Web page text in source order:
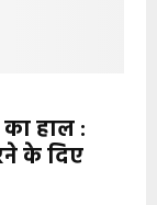
हाल :
के दिए